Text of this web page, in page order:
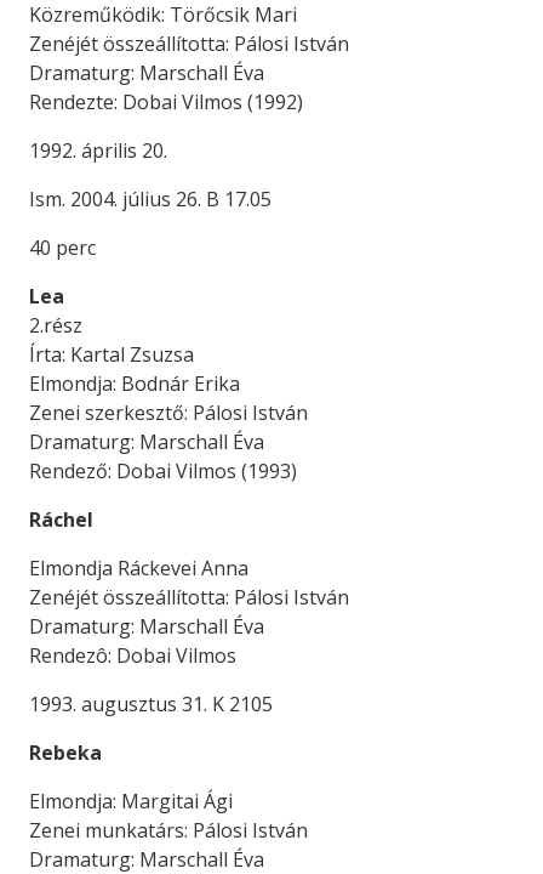
Közreműködik: Törőcsik Mari
Zenéjét összeállította: Pálosi István
Dramaturg: Marschall Éva
Rendezte: Dobai Vilmos (1992)
1992. április 20.
Ism. 2004. július 26. B 17.05
40 perc
Lea
2.rész
Írta: Kartal Zsuzsa
Elmondja: Bodnár Erika
Zenei szerkesztő: Pálosi István
Dramaturg: Marschall Éva
Rendező: Dobai Vilmos (1993)
Ráchel
Elmondja Ráckevei Anna
Zenéjét összeállította: Pálosi István
Dramaturg: Marschall Éva
Rendezô: Dobai Vilmos
1993. augusztus 31. K 2105
Rebeka
Elmondja: Margitai Ági
Zenei munkatárs: Pálosi István
Dramaturg: Marschall Éva